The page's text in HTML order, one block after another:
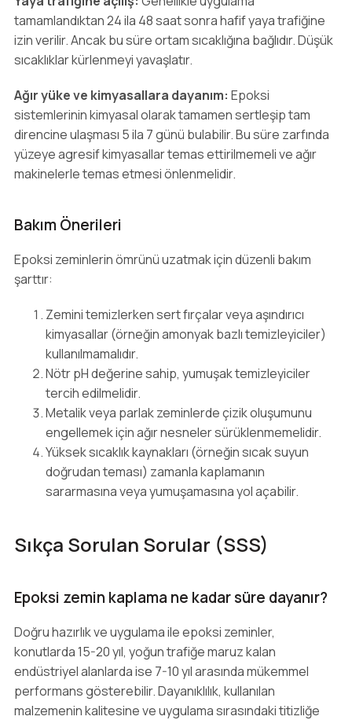
tamamlandıktan 24 ila 48 saat sonra hafif yaya trafiğine
izin verilir. Ancak bu süre ortam sıcaklığına bağlıdır. Düşük
sıcaklıklar kürlenmeyi yavaşlatır.
Ağır yüke ve kimyasallara dayanım: Epoksi
sistemlerinin kimyasal olarak tamamen sertleşip tam
direncine ulaşması 5 ila 7 günü bulabilir. Bu süre zarfında
yüzeye agresif kimyasallar temas ettirilmemeli ve ağır
makinelerle temas etmesi önlenmelidir.
Bakım Önerileri
Epoksi zeminlerin ömrünü uzatmak için düzenli bakım
şarttır:
Zemini temizlerken sert fırçalar veya aşındırıcı
kimyasallar (örneğin amonyak bazlı temizleyiciler)
kullanılmamalıdır.
Nötr pH değerine sahip, yumuşak temizleyiciler
tercih edilmelidir.
Metalik veya parlak zeminlerde çizik oluşumunu
engellemek için ağır nesneler sürüklenmemelidir.
Yüksek sıcaklık kaynakları (örneğin sıcak suyun
doğrudan teması) zamanla kaplamanın
sararmasına veya yumuşamasına yol açabilir.
Sıkça Sorulan Sorular (SSS)
Epoksi zemin kaplama ne kadar süre dayanır?
Doğru hazırlık ve uygulama ile epoksi zeminler,
konutlarda 15-20 yıl, yoğun trafiğe maruz kalan
endüstriyel alanlarda ise 7-10 yıl arasında mükemmel
performans gösterebilir. Dayanıklılık, kullanılan
malzemenin kalitesine ve uygulama sırasındaki titizliğe